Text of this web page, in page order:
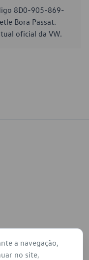
8D0-905-869-
Bora Passat.
oficial da VW.
a navegação,
no site,